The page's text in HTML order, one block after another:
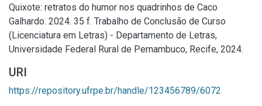
Quixote: retratos do humor nos quadrinhos de Caco
Galhardo. 2024. 35 f. Trabalho de Conclusão de Curso
(Licenciatura em Letras) - Departamento de Letras,
Universidade Federal Rural de Pernambuco, Recife, 2024.
URI
https://repository.ufrpe.br/handle/123456789/6072